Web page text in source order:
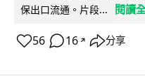
保出口流通。片段...
閱讀
56 16 ↗ 分享